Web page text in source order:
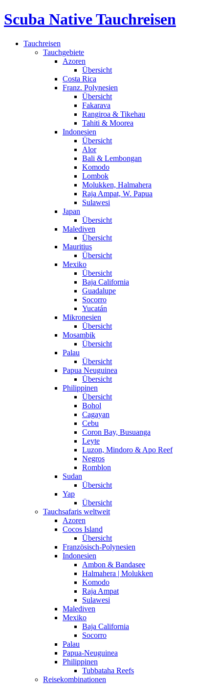
Scuba Native Tauchreisen
Tauchreisen
Tauchgebiete
Azoren
Übersicht
Costa Rica
Franz. Polynesien
Übersicht
Fakarava
Rangiroa & Tikehau
Tahiti & Moorea
Indonesien
Übersicht
Alor
Bali & Lembongan
Komodo
Lombok
Molukken, Halmahera
Raja Ampat, W. Papua
Sulawesi
Japan
Übersicht
Malediven
Übersicht
Mauritius
Übersicht
Mexiko
Übersicht
Baja California
Guadalupe
Socorro
Yucatán
Mikronesien
Übersicht
Mosambik
Übersicht
Palau
Übersicht
Papua Neuguinea
Übersicht
Philippinen
Übersicht
Bohol
Cagayan
Cebu
Coron Bay, Busuanga
Leyte
Luzon, Mindoro & Apo Reef
Negros
Romblon
Sudan
Übersicht
Yap
Übersicht
Tauchsafaris weltweit
Azoren
Cocos Island
Übersicht
Französisch-Polynesien
Indonesien
Ambon & Bandasee
Halmahera | Molukken
Komodo
Raja Ampat
Sulawesi
Malediven
Mexiko
Baja California
Socorro
Palau
Papua-Neuguinea
Philippinen
Tubbataha Reefs
Reisekombinationen